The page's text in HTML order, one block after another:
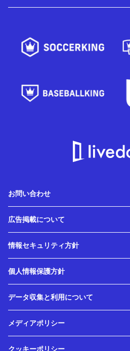
お問い合わせ
広告掲載について
情報セキュリティ方針
個人情報保護方針
データ収集と利用について
メディアポリシー
クッキーポリシー